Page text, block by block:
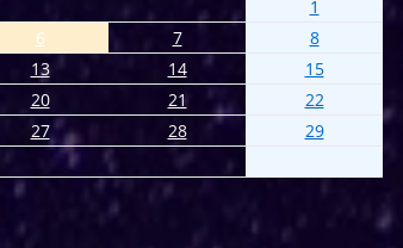
1
6 7
8
13 14
15
20 21
22
27 28
29